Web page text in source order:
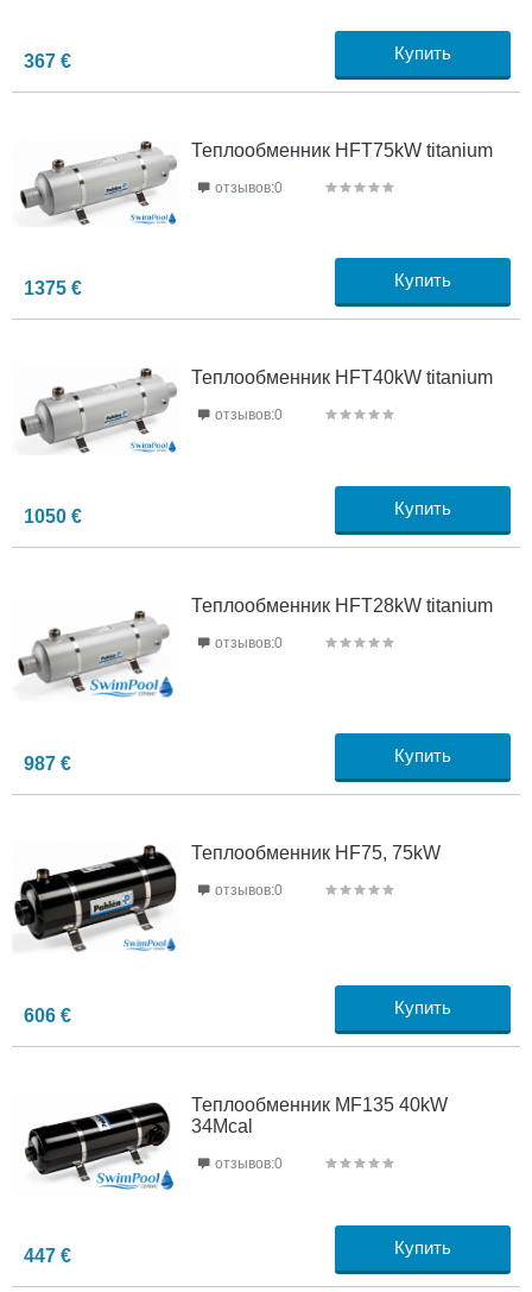
367 € Купить
Теплообменник HFT75kW titanium
1375 € Купить
отзывов:0
Теплообменник HFT40kW titanium
1050 € Купить
отзывов:0
Теплообменник HFT28kW titanium
987 € Купить
отзывов:0
Теплообменник HF75, 75kW
606 € Купить
отзывов:0
Теплообменник MF135 40kW
34Mcal
447 € Купить
отзывов:0